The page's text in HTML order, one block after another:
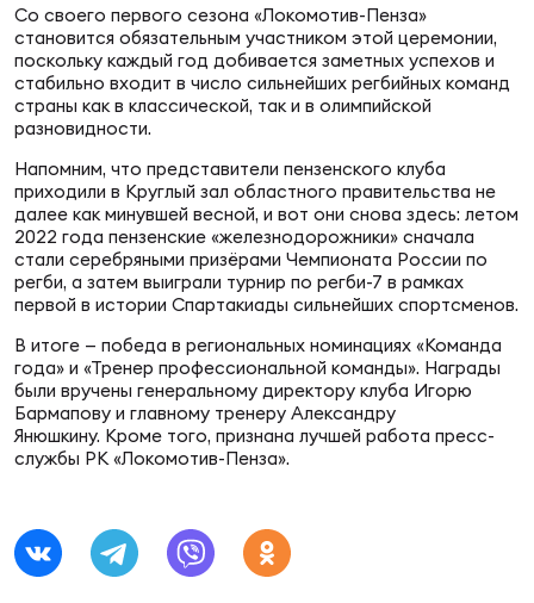
Контакты
Со своего первого сезона «Локомотив-Пенза»
становится обязательным участником этой церемонии,
поскольку каждый год добивается заметных успехов и
стабильно входит в число сильнейших регбийных команд
страны как в классической, так и в олимпийской
разновидности.
Напомним, что представители пензенского клуба
приходили в Круглый зал областного правительства не
далее как минувшей весной, и вот они снова здесь: летом
2022 года пензенские «железнодорожники» сначала
стали серебряными призёрами Чемпионата России по
регби, а затем выиграли турнир по регби-7 в рамках
первой в истории Спартакиады сильнейших спортсменов.
В итоге — победа в региональных номинациях «Команда
года» и «Тренер профессиональной команды». Награды
были вручены генеральному директору клуба Игорю
Бармапову и главному тренеру Александру
Янюшкину. Кроме того, признана лучшей работа пресс-
службы РК «Локомотив-Пенза».